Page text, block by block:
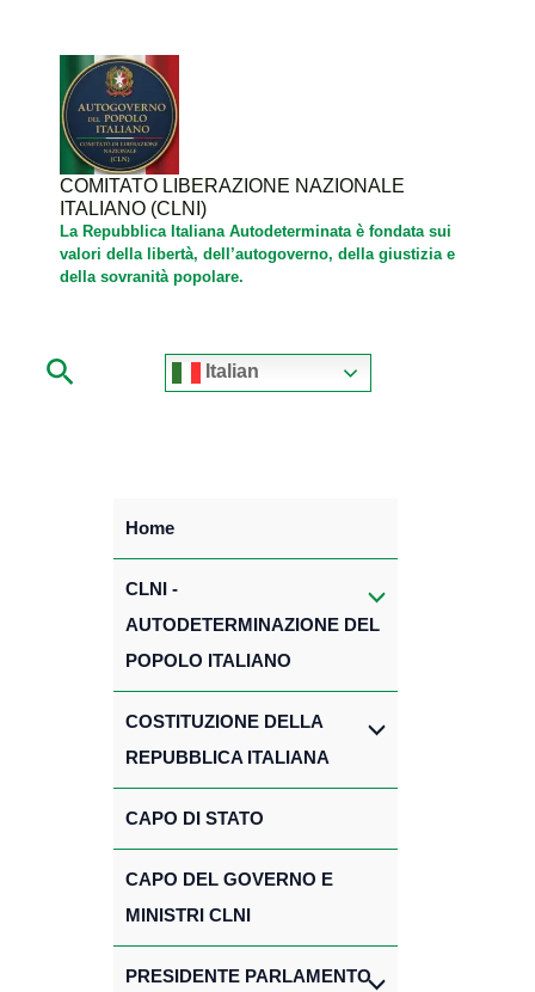
contenuto
COMITATO LIBERAZIONE NAZIONALE
ITALIANO (CLNI)
La Repubblica Italiana Autodeterminata è fondata sui
valori della libertà, dell’autogoverno, della giustizia e
della sovranità popolare.
Cerca Italian
Home
CLNI -
AUTODETERMINAZIONE DEL
POPOLO ITALIANO
COSTITUZIONE DELLA
REPUBBLICA ITALIANA
CAPO DI STATO
CAPO DEL GOVERNO E
MINISTRI CLNI
PRESIDENTE PARLAMENTO